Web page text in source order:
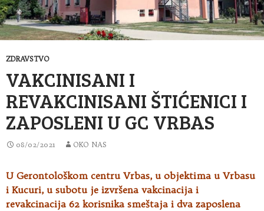
ZDRAVSTVO
VAKCINISANI I
REVAKCINISANI ŠTIĆENICI I
ZAPOSLENI U GC VRBAS
08/02/2021 OKO NAS
U Gerontološkom centru Vrbas, u objektima u Vrbasu
i Kucuri, u subotu je izvršena vakcinacija i
revakcinacija 62 korisnika smeštaja i dva zaposlena